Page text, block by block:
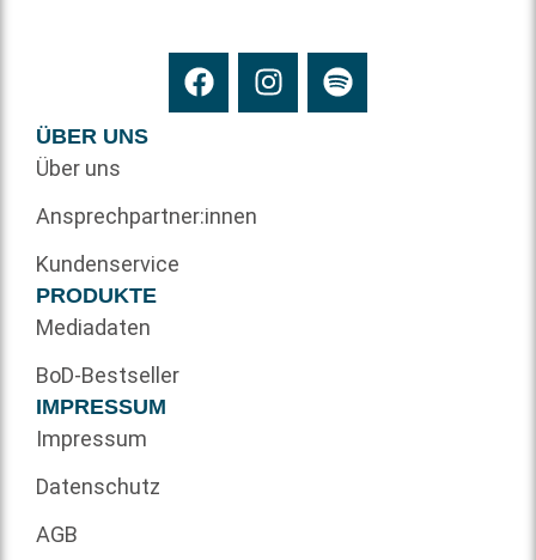
ÜBER UNS
Über uns
Ansprechpartner:innen
Kundenservice
PRODUKTE
Mediadaten
BoD-Bestseller
IMPRESSUM
Impressum
Datenschutz
AGB